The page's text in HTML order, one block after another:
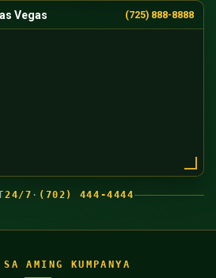
Vegas (725) 888-8888
24/7 · (702) 444-4444
SA AMING KUMPANYA